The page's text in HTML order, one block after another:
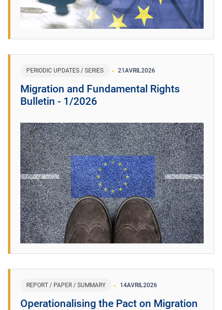
PERIODIC UPDATES / SERIES 21 AVRIL2026
Migration and Fundamental Rights
Bulletin - 1/2026
REPORT / PAPER / SUMMARY 14AVRIL2026
Operationalising the Pact on Migration